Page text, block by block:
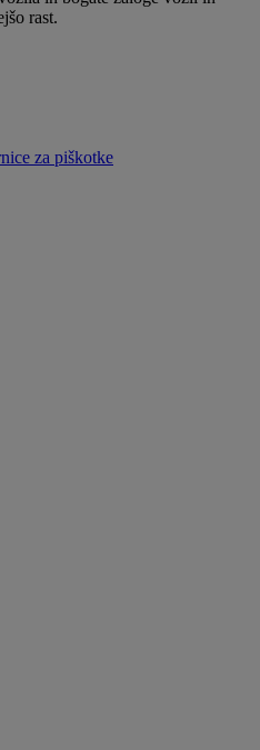
rast.
za piškotke